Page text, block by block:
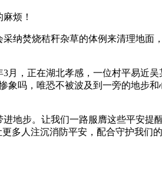
烦！
纳焚烧秸秆杂草的体例来清理地面
，正在湖北孝感，一位村平易近吴
象吗，唯恐不被波及到一旁的地步
地步。让我们一路服膺这些平安提
多人注沉消防平安，配合守护我们